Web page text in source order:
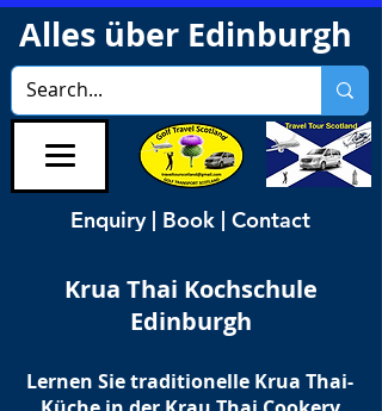
Alles über Edinburgh
Enquiry | Book | Contact
Krua Thai Kochschule
Edinburgh
Lernen Sie traditionelle Krua Thai-